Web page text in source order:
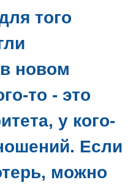
того
новом
то - это
у кого-
Если
можно